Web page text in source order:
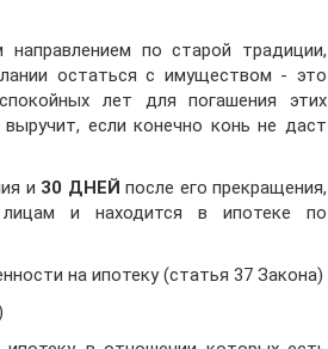
по старой традиции,
остаться с имуществом - это
лет для погашения этих
если конечно конь не даст
и 30 ДНЕЙ после его прекращения,
и находится в ипотеке по
на ипотеку (статья 37 Закона)